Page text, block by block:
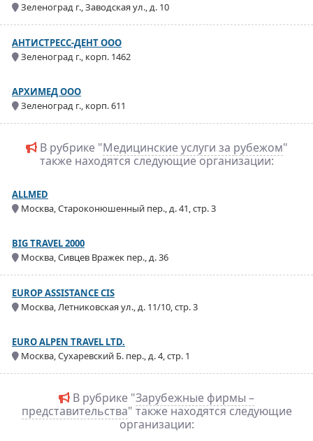
Зеленоград г., Заводская ул., д. 10
АНТИСТРЕСС-ДЕНТ ООО
Зеленоград г., корп. 1462
АРХИМЕД ООО
Зеленоград г., корп. 611
В рубрике "Медицинские услуги за рубежом"
также находятся следующие организации:
ALLMED
Москва, Староконюшенный пер., д. 41, стр. 3
BIG TRAVEL 2000
Москва, Сивцев Вражек пер., д. 36
EUROP ASSISTANCE CIS
Москва, Летниковская ул., д. 11/10, стр. 3
EURO ALPEN TRAVEL LTD.
Москва, Сухаревский Б. пер., д. 4, стр. 1
В рубрике "Зарубежные фирмы –
представительства" также находятся следующие
организации: